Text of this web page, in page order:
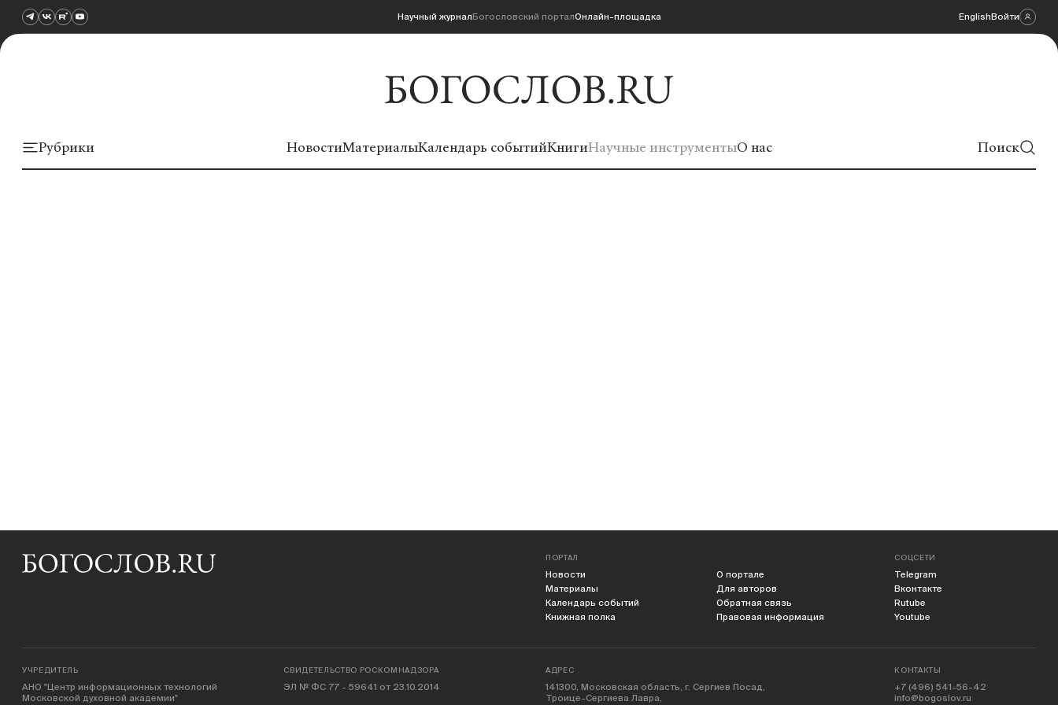
Научный журналБогословский порталОнлайн-площадка EnglishВойти
Рубрики НовостиМатериалыКалендарь событийКнигиНаучные инструментыО нас Поиск
ПОРТАЛ
Новости
Материалы
Календарь событий
Книжная полка
О портале
Для авторов
Обратная связь
Правовая информация
СОЦСЕТИ
Telegram
Вконтакте
Rutube
Youtube
УЧРЕДИТЕЛЬ
АНО "Центр информационных технологий
Московской духовной академии"
СВИДЕТЕЛЬСТВО РОСКОМНАДЗОРА
ЭЛ № ФС 77 - 59641 от 23.10.2014
АДРЕС
141300, Московская область, г. Сергиев Посад,
Троице-Сергиева Лавра,
КОНТАКТЫ
+7 (496) 541-56-42
info@bogoslov.ru